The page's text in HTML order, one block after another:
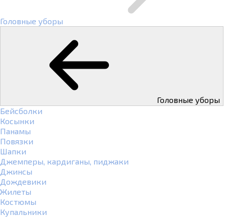
Головные уборы
Головные уборы
Бейсболки
Косынки
Панамы
Повязки
Шапки
Джемперы, кардиганы, пиджаки
Джинсы
Дождевики
Жилеты
Костюмы
Купальники